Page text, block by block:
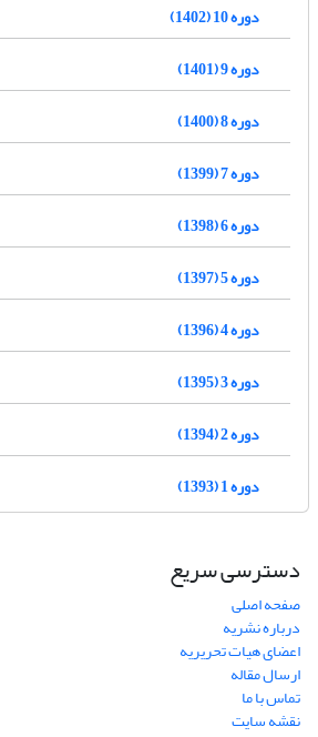
دوره 10 (1402)
دوره 9 (1401)
دوره 8 (1400)
دوره 7 (1399)
دوره 6 (1398)
دوره 5 (1397)
دوره 4 (1396)
دوره 3 (1395)
دوره 2 (1394)
دوره 1 (1393)
دسترسی سریع
صفحه اصلی
درباره نشریه
اعضای هیات تحریریه
ارسال مقاله
تماس با ما
نقشه سایت